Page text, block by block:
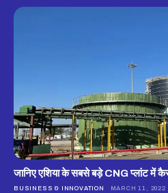
जानिए एशिया के सबसे बड़े CNG प्लांट में
BUSINESS & INNOVATION MARCH 11, 2022